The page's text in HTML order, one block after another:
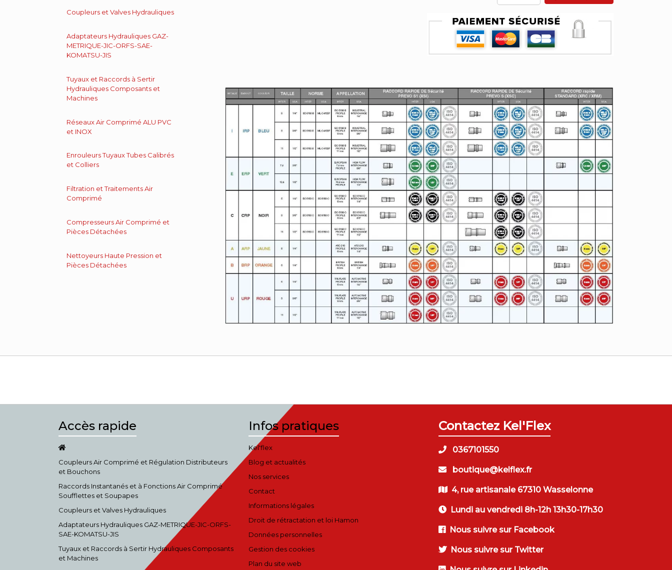
Coupleurs et Valves Hydrauliques
Adaptateurs Hydrauliques GAZ-
METRIQUE-JIC-ORFS-SAE-
KOMATSU-JIS
Tuyaux et Raccords à Sertir
Hydrauliques Composants et
Machines
Réseaux Air Comprimé ALU PVC
et INOX
Enrouleurs Tuyaux Tubes Calibrés
et Colliers
Filtration et Traitements Air
Comprimé
Compresseurs Air Comprimé et
Pièces Détachées
Nettoyeurs Haute Pression et
Pièces Détachées
Accès rapide
Coupleurs Air Comprimé et Régulation Distributeurs
et Bouchons
Raccords Instantanés et à Fonctions Air Comprimé
Soufflettes et Soupapes
Coupleurs et Valves Hydrauliques
Adaptateurs Hydrauliques GAZ-METRIQUE-JIC-ORFS-
SAE-KOMATSU-JIS
Tuyaux et Raccords à Sertir Hydrauliques Composants
et Machines
Infos pratiques
Kel'flex
Blog et actualités
Nos services
Contact
Informations légales
Droit de rétractation et loi Hamon
Données personnelles
Gestion des cookies
Plan du site web
Contactez Kel'Flex
0367101550
boutique@kelflex.fr
4, rue artisanale 67310 Wasselonne
Lundi au vendredi 8h-12h 13h30-17h30
Nous suivre sur Facebook
Nous suivre sur Twitter